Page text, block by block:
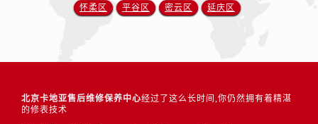
怀柔区 平谷区 密云区 延庆区
北京卡地亚售后维修保养中心经过了这么长时间,你仍然拥有着精湛
的修表技术